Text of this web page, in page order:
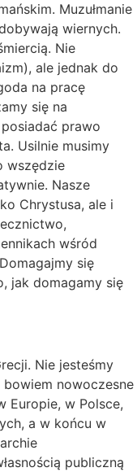
Muzułmanie
wiernych.
Nie
ale jednak do
na pracę
się na
prawo
Usilnie musimy
wszędzie
Nasze
Chrystusa, ale i
wśród
się
jak domagamy się
Nie jesteśmy
nowoczesne
Europie, w Polsce,
a w końcu w
publiczną